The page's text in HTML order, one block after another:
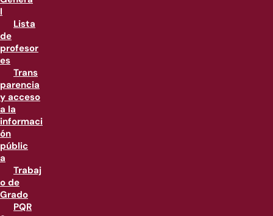
l
Lista
de
profesor
es
Trans
parencia
y acceso
a la
informaci
ón
públic
a
Trabaj
o de
Grado
PQR